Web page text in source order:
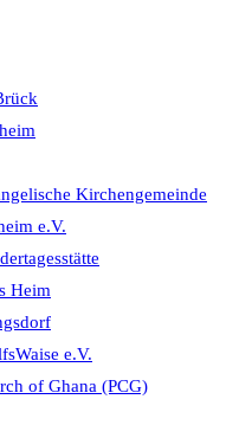
Kirchengemeinde
e.V.
Heim
e.V.
of Ghana (PCG)